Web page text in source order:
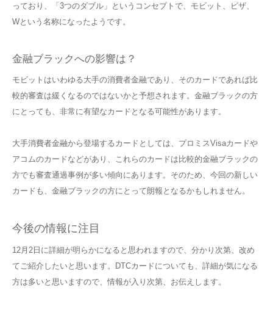
っており、「3つのダブル」というコンセプトで、モビット、ビザ、
Wという名称になったようです。
金融ブラックへの影響は？
モビットはいわゆる大手の消費者金融であり、そのカードであれば比
較的審査は緩くなるのではないかと予想されます。金融ブラックの方
にとっても、非常に有望なカードとなる可能性があります。
大手消費者金融から登場するカードとしては、プロミスVisaカードや
アコムのカードなどがあり、これらのカードは比較的金融ブラックの
方でも審査通過事例が多い傾向にあります。そのため、今回の新しい
カードも、金融ブラックの方にとって朗報となるかもしれません。
今後の情報に注目
12月2日に詳細が明らかになると思われますので、分かり次第、改め
てご紹介したいと思います。DTCカードについても、詳細が気になる
方は多いと思いますので、情報が入り次第、お伝えします。